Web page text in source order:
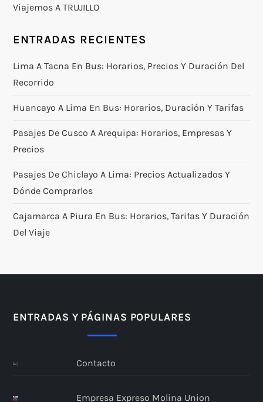
Viajemos A TRUJILLO
ENTRADAS RECIENTES
Lima A Tacna En Bus: Horarios, Precios Y Duración Del
Recorrido
Huancayo A Lima En Bus: Horarios, Duración Y Tarifas
Pasajes De Cusco A Arequipa: Horarios, Empresas Y
Precios
Pasajes De Chiclayo A Lima: Precios Actualizados Y
Dónde Comprarlos
Cajamarca A Piura En Bus: Horarios, Tarifas Y Duración
Del Viaje
ENTRADAS Y PÁGINAS POPULARES
Contacto
Empresa Expreso Molina Union